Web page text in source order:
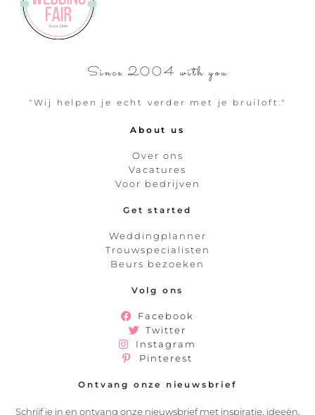
Since 2004 with you
"Wij helpen je echt verder met je bruiloft."
About us
Over ons
Vacatures
Voor bedrijven
Get started
Weddingplanner
Trouwspecialisten
Beurs bezoeken
Volg ons
Facebook
Twitter
Instagram
Pinterest
Ontvang onze nieuwsbrief
Schrijf je in en ontvang onze nieuwsbrief met inspiratie, ideeën,